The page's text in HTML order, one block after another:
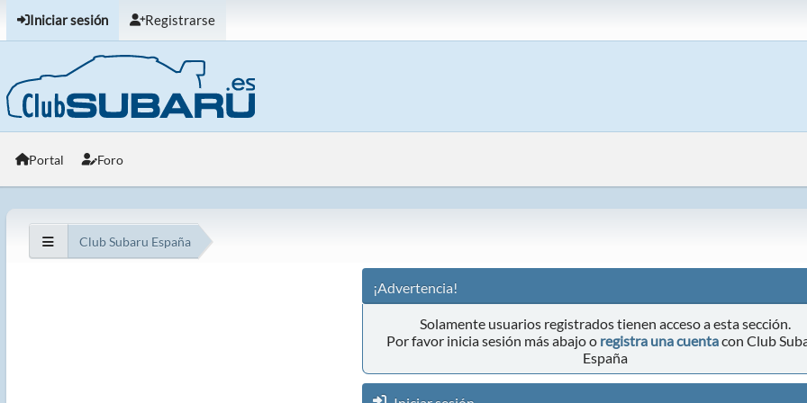
Iniciar sesión Registrarse
Portal Foro
Club Subaru España
¡Advertencia!
Solamente usuarios registrados tienen acceso a esta sección.
Por favor inicia sesión más abajo o registra una cuentacon Club
España